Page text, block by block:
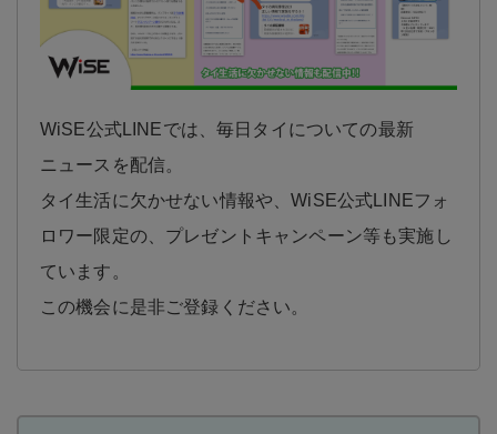
WiSE公式LINEでは、毎日タイについての最新
ニュースを配信。
タイ生活に欠かせない情報や、WiSE公式LINEフォ
ロワー限定の、プレゼントキャンペーン等も実施し
ています。
この機会に是非ご登録ください。